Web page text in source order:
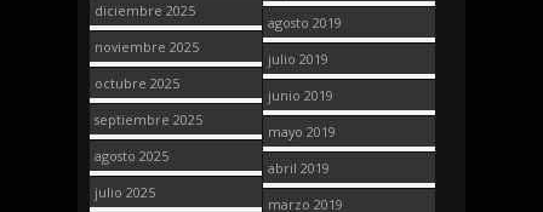
diciembre 2025
noviembre 2025
octubre 2025
septiembre 2025
agosto 2025
julio 2025
agosto 2019
julio 2019
junio 2019
mayo 2019
abril 2019
marzo 2019